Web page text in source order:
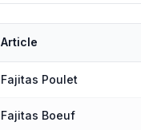
Article
Fajitas Poulet
Fajitas Boeuf